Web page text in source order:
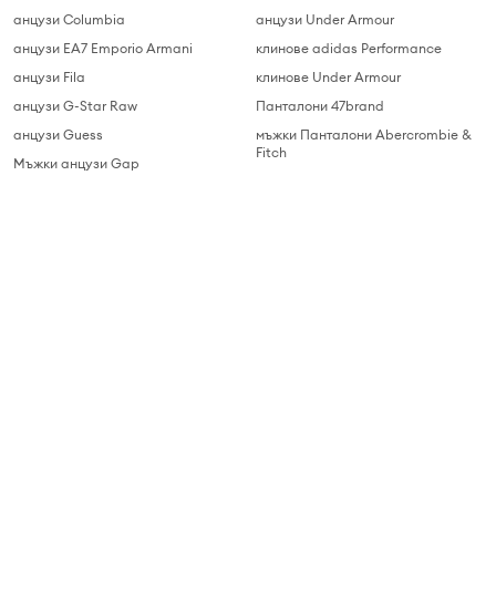
анцузи Columbia
анцузи EA7 Emporio Armani
анцузи Fila
анцузи G-Star Raw
анцузи Guess
Мъжки анцузи Gap
анцузи Under Armour
клинове adidas Performance
клинове Under Armour
Панталони 47brand
мъжки Панталони Abercrombie &
Fitch